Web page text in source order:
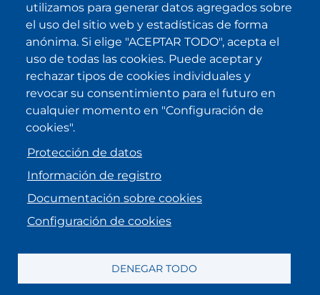
IKI en otras latitudes
. . . .
Menu Footer
Protección de datos
utilizamos para generar datos agregados sobre
el uso del sitio web y estadísticas de forma
anónima. Si elige "ACEPTAR TODO", acepta el
uso de todas las cookies. Puede aceptar y
rechazar tipos de cookies individuales y
revocar su consentimiento para el futuro en
cualquier momento en "Configuración de
cookies".
Protección de datos
Información de registro
Documentación sobre cookies
Configuración de cookies
DENEGAR TODO